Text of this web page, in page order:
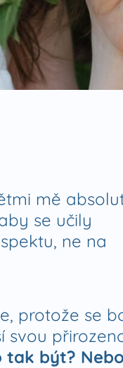
mě
se učily
ne na
protože se
svou
tak být?